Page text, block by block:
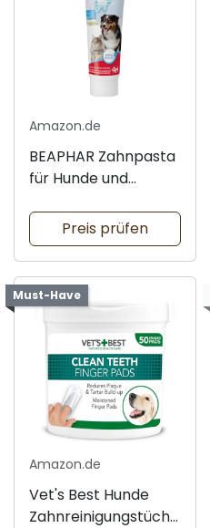
Amazon.de
BEAPHAR Zahnpasta
für Hunde und
Preis prüfen
Must-Have
Amazon.de
Vet's Best Hunde
Zahnreinigungstüche